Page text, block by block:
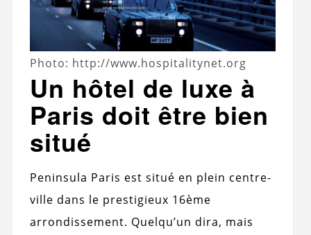
Photo: http://www.hospitalitynet.org
Un hôtel de luxe à
Paris doit être bien
situé
Peninsula Paris est situé en plein centre-
ville dans le prestigieux 16ème
arrondissement. Quelqu’un dira, mais